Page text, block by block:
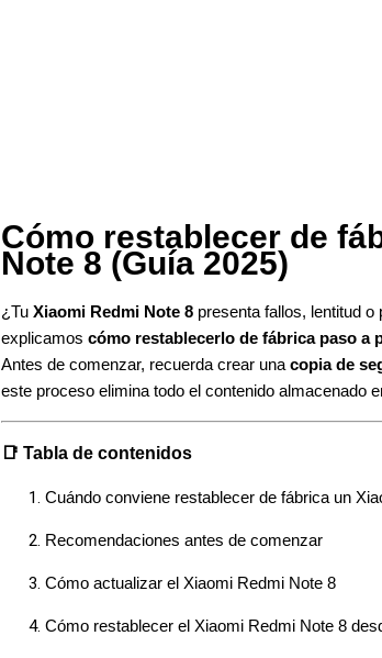
Cómo restablecer de
Note 8 (Guía 2025)
¿Tu Xiaomi Redmi Note 8 presenta fallos, lentitud
explicamos cómo restablecerlo de fábrica paso a
Antes de comenzar, recuerda crear una copia de
este proceso elimina todo el contenido almacenado
📑 Tabla de contenidos
Cuándo conviene restablecer de fábrica un
Recomendaciones antes de comenzar
Cómo actualizar el Xiaomi Redmi Note 8
Cómo restablecer el Xiaomi Redmi Note 8